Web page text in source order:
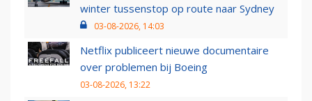
winter tussenstop op route naar Sydney
03-08-2026, 14:03
Netflix publiceert nieuwe documentaire
over problemen bij Boeing
03-08-2026, 13:22